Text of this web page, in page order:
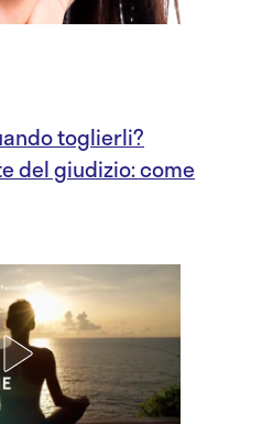
toglierli?
del giudizio: come